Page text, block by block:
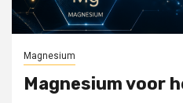
Magnesium
Magnesium voor